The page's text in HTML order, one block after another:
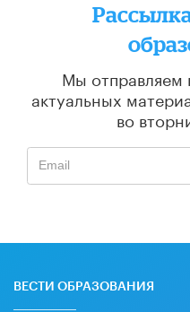
Мы отправляем
актуальных
во
ВЕСТИ ОБРАЗОВАНИЯ